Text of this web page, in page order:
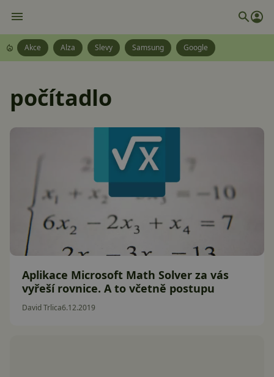
Akce Alza Slevy Samsung Google
počítadlo
Aplikace Microsoft Math Solver za vás
vyřeší rovnice. A to včetně postupu
David Trlica6.12.2019